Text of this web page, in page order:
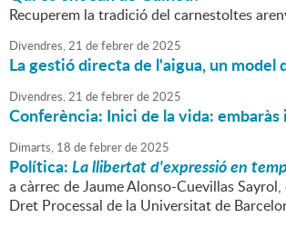
Recuperem la tradició del carnestoltes
Divendres,21 defebrerde2025
La gestió directa de l'aigua, un model
Divendres,21 defebrerde2025
Conferència: Inici de la vida: embaràs
Dimarts, 18 defebrerde2025
Política:La llibertat d'expressió en
a càrrec de Jaume Alonso-Cuevillas
Dret Processal de la Universitat de